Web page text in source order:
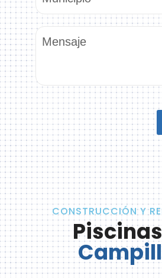
CONSTRUCCIÓN Y